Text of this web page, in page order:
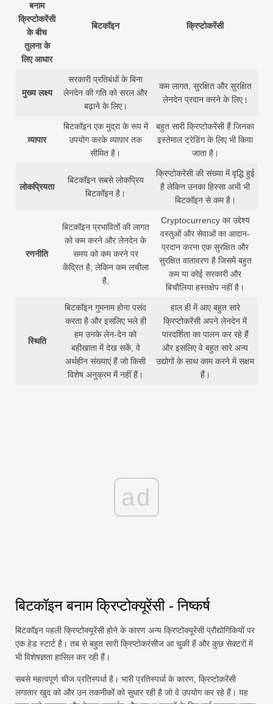
बनाम
क्रिप्टोकरेंसी
के बीच
तुलना के
लिए आधार
बिटकॉइन क्रिप्टोकरेंसी
मुख्य लक्ष्य
सरकारी प्रतिबंधों के बिना
लेनदेन की गति को सरल और
बढ़ाने के लिए।
कम लागत, सुरक्षित और सुरक्षित
लेनदेन प्रदान करने के लिए।
व्यापार
बिटकॉइन एक मुद्रा के रूप में
उपयोग करके व्यापार तक
सीमित है।
बहुत सारी क्रिप्टोकरेंसी हैं जिनका
इस्तेमाल ट्रेडिंग के लिए भी किया
जाता है।
लोकप्रियता
बिटकॉइन सबसे लोकप्रिय
बिटकॉइन है।
क्रिप्टोकरेंसी की संख्या में वृद्धि हुई
है लेकिन उनका हिस्सा अभी भी
बिटकॉइन से कम है।
रणनीति
बिटकॉइन प्रभावितों की लागत
को कम करने और लेनदेन के
समय को कम करने पर
केंद्रित है, लेकिन कम लचीला
है,
Cryptocurrency का उद्देश्य
वस्तुओं और सेवाओं का आदान-
प्रदान करना एक सुरक्षित और
सुरक्षित वातावरण है जिसमें बहुत
कम या कोई सरकारी और
बिचौलिया हस्तक्षेप नहीं है।
स्थिति
बिटकॉइन गुमनाम होना पसंद
करता है और इसलिए भले ही
हम उनके लेन-देन को
बहीखाता में देख सकें, वे
अर्थहीन संख्याएं हैं जो किसी
विशेष अनुक्रम में नहीं हैं।
हाल ही में आए बहुत सारे
क्रिप्टोकरेंसी अपने लेनदेन में
पारदर्शिता का पालन कर रहे हैं
और इसलिए वे बहुत सारे अन्य
उद्योगों के साथ काम करने में सक्षम
हैं।
ad
बिटकॉइन बनाम क्रिप्टोक्यूरेंसी - निष्कर्ष
बिटकॉइन पहली क्रिप्टोक्यूरेंसी होने के कारण अन्य क्रिप्टोक्यूरेंसी प्रौद्योगिकियों पर
एक हेड स्टार्ट है। तब से बहुत सारी क्रिप्टोकरंसीज आ चुकी हैं और कुछ सेक्टरों में
भी विशेषज्ञता हासिल कर रही हैं।
सबसे महत्वपूर्ण चीज प्रतिस्पर्धा है। भारी प्रतिस्पर्धा के कारण, क्रिप्टोकरेंसी
लगातार खुद को और उन तकनीकों को सुधार रही है जो वे उपयोग कर रहे हैं। यह